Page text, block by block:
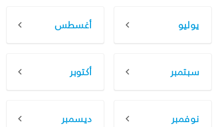
يوليو أغسطس
سبتمبر أكتوبر
نوفمبر ديسمبر